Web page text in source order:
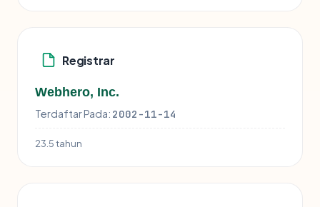
Registrar
Webhero, Inc.
Terdaftar Pada: 2002-11-14
23.5 tahun